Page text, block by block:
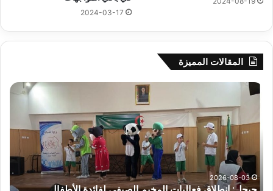
2024-03-17
المقالات المميزة
جيجل:
المخيم
لفائدة
الأطفال
المصابين
2026-08-03